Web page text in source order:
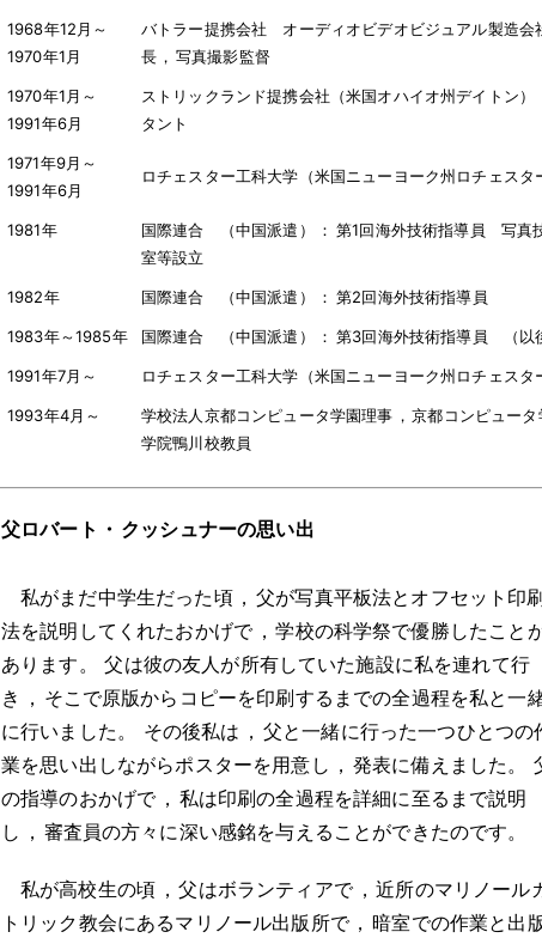
1968年12月～
1970年1月
バトラー提携会社 オーディオビデオビジュアル製造会
長 ， 写真撮影監督
1970年1月～
1991年6月
ストリックランド提携会社（米国オハイオ州デイトン）
タント
1971年9月～
1991年6月
ロチェスター工科大学（米国ニューヨーク州ロチェスタ
1981年 国際連合 （中国派遣） ： 第1回海外技術指導員 写真
室等設立
1982年 国際連合 （中国派遣） ： 第2回海外技術指導員
1983年～1985年 国際連合 （中国派遣） ： 第3回海外技術指導員 （以
1991年7月～ ロチェスター工科大学（米国ニューヨーク州ロチェスタ
1993年4月～ 学校法人京都コンピュータ学園理事 ， 京都コンピュー
学院鴨川校教員
父ロバート ・ クッシュナーの思い出
私がまだ中学生だった頃 ， 父が写真平板法とオフセット印
法を説明してくれたおかげで ， 学校の科学祭で優勝したこと
あります 。
父は彼の友人が所有していた施設に私を連れて行
き ， そこで原版からコピーを印刷するまでの全過程を私と一
に行いました 。 その後私は ， 父と一緒に行った一つひとつの
業を思い出しながらポスターを用意し ， 発表に備えました 。
の指導のおかげで ， 私は印刷の全過程を詳細に至るまで説明
し ， 審査員の方々に深い感銘を与えることができたのです。
私が高校生の頃 ， 父はボランティアで ， 近所のマリノール
トリック教会にあるマリノール出版所で ， 暗室での作業と出